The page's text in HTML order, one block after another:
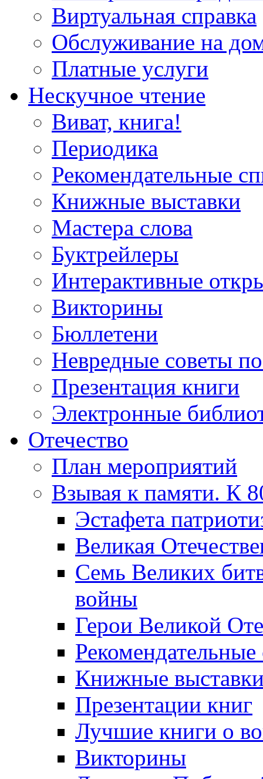
Виртуальная справка
Обслуживание на
Платные услуги
Нескучное чтение
Виват, книга!
Периодика
Рекомендательные
Книжные выставки
Мастера слова
Буктрейлеры
Интерактивные
Викторины
Бюллетени
Невредные советы
Презентация книги
Электронные
Отечество
План мероприятий
Взывая к памяти. К
Эcтафета
Великая
Семь Великих
войны
Герои Великой
Рекомендательные
Книжные
Презентации книг
Лучшие книги о
Викторины